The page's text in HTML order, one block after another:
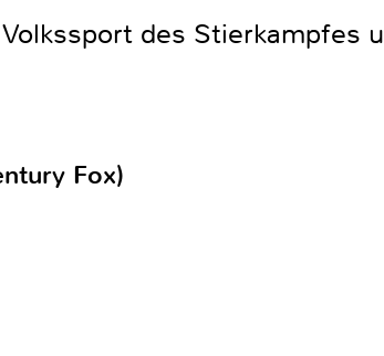
des Stierkampfes
Fox)